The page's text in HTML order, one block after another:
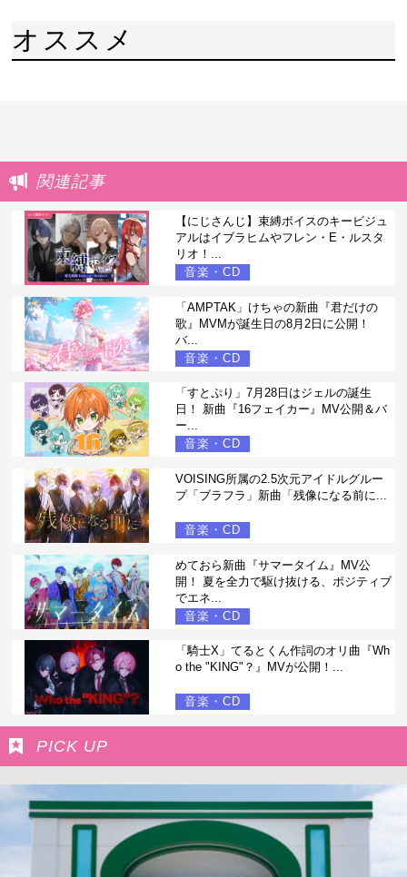
オススメ
関連記事
【にじさんじ】束縛ボイスのキービジュ
アルはイブラヒムやフレン・E・ルスタ
リオ！...
音楽・CD
「AMPTAK」けちゃの新曲『君だけの
歌』MVMが誕生日の8月2日に公開！
バ...
音楽・CD
「すとぷり」7月28日はジェルの誕生
日！ 新曲『16フェイカー』MV公開＆バ
ー...
音楽・CD
VOISING所属の2.5次元アイドルグルー
プ「ブラフラ」新曲「残像になる前に...
音楽・CD
めておら新曲『サマータイム』MV公
開！ 夏を全力で駆け抜ける、ポジティブ
でエネ...
音楽・CD
「騎士X」てるとくん作詞のオリ曲『Wh
o the "KING"？』MVが公開！...
音楽・CD
PICK UP